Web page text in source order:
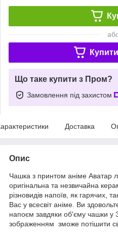
Що таке купити з Пром?
Замовлення під захистом
Доставка
Опис
Чашка з принтом аніме Аватар
оригінальна та незвичайна
різновидів напоїв, як гарячих,
Вас у всесвіт аніме. Ви
напоєм завдяки об'єму чашки у
зображенням зможе потішити